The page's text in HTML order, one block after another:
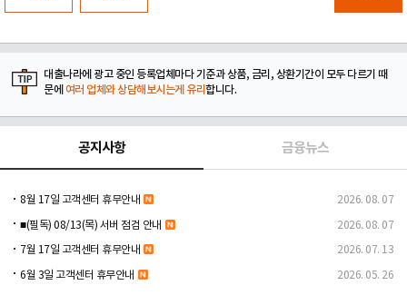
대출나라에 광고 중인 등록업체마다 기준과 상품, 금리, 상환기간이 모두 다르기 때
문에 여러 업체와 상담해보시는게 유리합니다.
공지사항 금융뉴스
8월 17일 고객센터 휴무안내 2026. 08. 07
■(필독) 08/13(목) 서버 점검 안내 2026. 08. 07
7월 17일 고객센터 휴무안내 2026. 07. 13
6월 3일 고객센터 휴무안내 2026. 05. 26